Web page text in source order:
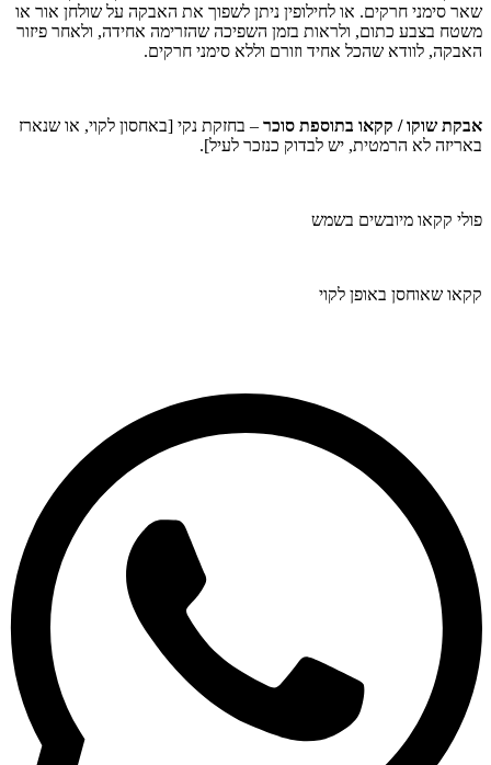
שאר סימני חרקים. או לחילופין ניתן לשפוך את האבקה על שולחן אור או
משטח בצבע כתום, ולראות בזמן השפיכה שהזרימה אחידה, ולאחר פיזור
האבקה, לוודא שהכל אחיד וזורם וללא סימני חרקים.
אבקת שוקו / קקאו בתוספת סוכר – בחזקת נקי [באחסון לקוי, או שנארז
באריזה לא הרמטית, יש לבדוק כנזכר לעיל].
פולי קקאו מיובשים בשמש
קקאו שאוחסן באופן לקוי